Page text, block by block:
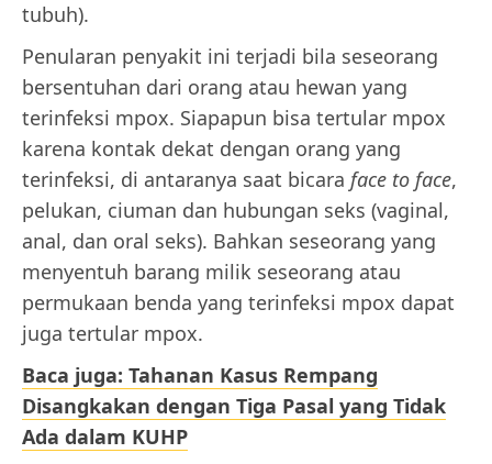
tubuh).
Penularan penyakit ini terjadi bila seseorang
bersentuhan dari orang atau hewan yang
terinfeksi mpox. Siapapun bisa tertular mpox
karena kontak dekat dengan orang yang
terinfeksi, di antaranya saat bicara face to face,
pelukan, ciuman dan hubungan seks (vaginal,
anal, dan oral seks). Bahkan seseorang yang
menyentuh barang milik seseorang atau
permukaan benda yang terinfeksi mpox dapat
juga tertular mpox.
Baca juga: Tahanan Kasus Rempang
Disangkakan dengan Tiga Pasal yang Tidak
Ada dalam KUHP